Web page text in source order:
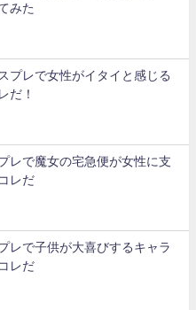
みた
プレで女性がイタイと感じる
だ！
レで魔女の宅急便が女性に支
レだ
レで子供が大喜びするキャラ
レだ